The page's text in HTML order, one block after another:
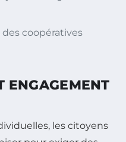
coopératives
ENGAGEMENT
les citoyens